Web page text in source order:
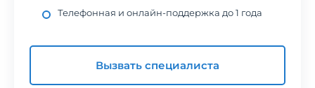
Телефонная и онлайн-поддержка до 1 года
Вызвать специалиста